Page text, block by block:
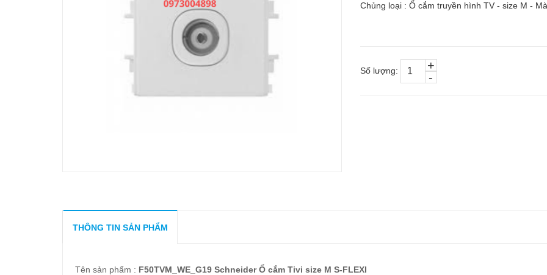
Chủng loại : Ổ cắm truyền hình TV - size M -
Số lượng: -
+
THÔNG TIN SẢN PHẨM
Tên sản phẩm : F50TVM_WE_G19 Schneider Ổ cắm Tivi size M S-FLEXI